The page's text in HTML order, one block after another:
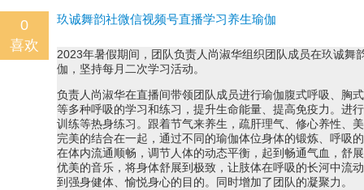
玖诚舞韵社微信视频号直播学习养生瑜伽
2023年暑假期间，团队负责人尚淑华组织团队成员在玖诚舞
伽，坚持每月二次学习活动。
负责人尚淑华在直播间带领团队成员进行瑜伽腹式呼吸、胸
等多种呼吸的学习和练习，提升生命能量、提高免疫力。进
训练等热身练习。跟着节气来养生，疏肝理气、修心养性、
完美的结合在一起，通过不同的瑜伽体位身体的锻炼、呼吸
在体内流通顺畅，调节人体的动态平衡，起到畅通气血，舒
优美的音乐，将身体舒展到极致，让肢体在呼吸的长河中流
到强身健体、愉悦身心的目的。同时增加了团队的凝聚力。
0
喜欢